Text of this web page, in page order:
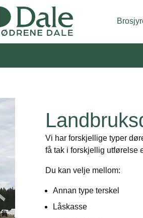
Vi har forskjellige typer
få tak i forskjellig utførelse
Du kan velje mellom:
Annan type terskel
Låskasse